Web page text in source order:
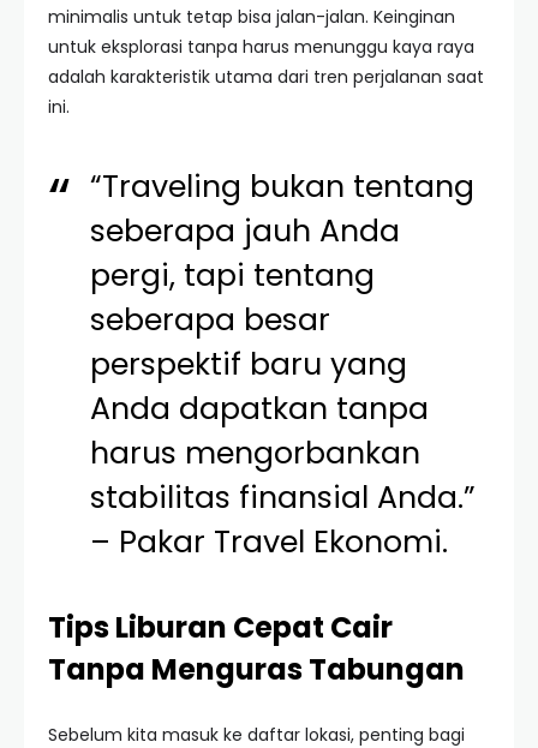
minimalis untuk tetap bisa jalan-jalan. Keinginan
untuk eksplorasi tanpa harus menunggu kaya raya
adalah karakteristik utama dari tren perjalanan saat
ini.
“Traveling bukan tentang
seberapa jauh Anda
pergi, tapi tentang
seberapa besar
perspektif baru yang
Anda dapatkan tanpa
harus mengorbankan
stabilitas finansial Anda.”
– Pakar Travel Ekonomi.
Tips Liburan Cepat Cair
Tanpa Menguras Tabungan
Sebelum kita masuk ke daftar lokasi, penting bagi